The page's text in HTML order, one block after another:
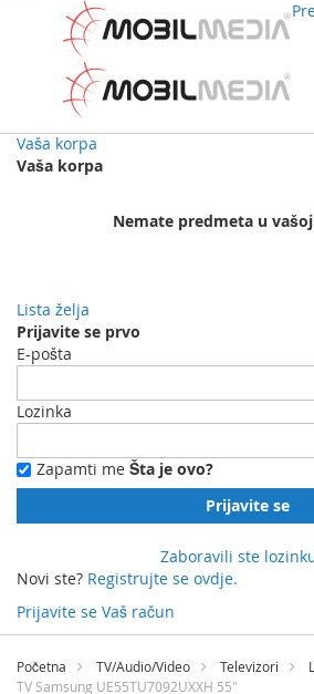
Vaša korpa
Vaša korpa
Nemate predmeta u
Lista želja
Prijavite se prvo
E-pošta
Lozinka
Zapamti me Šta je ovo?
Prijavite se
Zaboravili ste
Novi ste? Registrujte se ovdje.
Prijavite se Vaš račun
Preskočite
sadržaj
Početna TV/Audio/Video Televizori
TV Samsung UE55TU7092UXXH 55"